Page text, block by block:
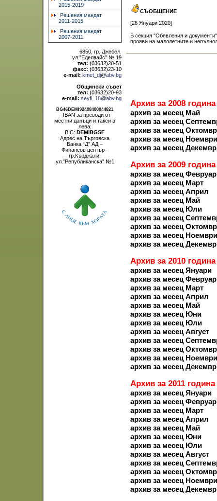
2015-2019
Решения мандат
2011-2015
Решения мандат
2007-2011
6850, гр. Джебел,
ул.”Еделвайс” № 19
тел: (03632)20-51
факс: (03632)23-10
e-mail: kmet_dj@abv.bg
Общински съвет
тел: (03632)20-93
e-mail: seyfi_18@abv.bg
BG46DEMI92408400044821
- IBAN за преводи от
местни данъци и такси в
лева;
BIC: DEMIBGSF
Адрес на Търговска
Банка “Д” АД –
Финансов център -
гр.Кърджали,
ул.”Републиканска” №1
СЪОБЩЕНИЕ
[28 Януари 2020]
В секция "Обявления и
прояви на малолетните и
Архив за 2008 година
архив за месец Май
архив за месец
архив за месец
архив за месец Ноември
архив за месец
Архив за 2009 година
архив за месец
архив за месец Март
архив за месец Април
архив за месец Май
архив за месец Юли
архив за месец
архив за месец
архив за месец Ноември
архив за месец
Архив за 2010 година
архив за месец Януари
архив за месец
архив за месец Март
архив за месец Април
архив за месец Май
архив за месец Юни
архив за месец Юли
архив за месец Август
архив за месец
архив за месец
архив за месец Ноември
архив за месец
Архив за 2011 година
архив за месец Януари
архив за месец
архив за месец Март
архив за месец Април
архив за месец Май
архив за месец Юни
архив за месец Юли
архив за месец Август
архив за месец
архив за месец
архив за месец Ноември
архив за месец